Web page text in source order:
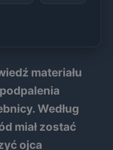
materiału
Według
miał zostać
ojca